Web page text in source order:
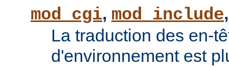
mod_cgi, mod_include
La traduction des en-
d'environnement est